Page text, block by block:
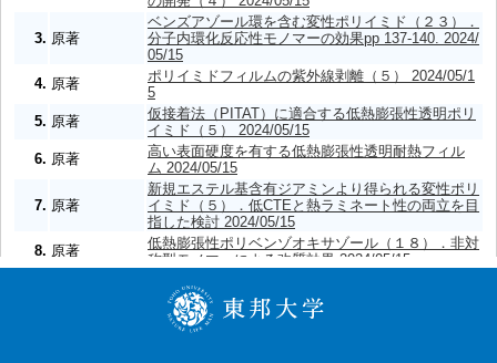
3. 原著
ベンズアゾール環を含む変性ポリイミド（２３）．
分子内環化反応性モノマーの効果pp 137-140. 2024/
05/15
4. 原著
ポリイミドフィルムの紫外線剥離（５） 2024/05/1
5
5. 原著
仮接着法（PITAT）に適合する低熱膨張性透明ポリ
イミド（５） 2024/05/15
6. 原著
高い表面硬度を有する低熱膨張性透明耐熱フィル
ム 2024/05/15
7. 原著
新規エステル基含有ジアミンより得られる変性ポリ
イミド（５）．低CTEと熱ラミネート性の両立を目
指した検討 2024/05/15
8. 原著
低熱膨張性ポリベンゾオキサゾール（１８）．非対
称型モノマーによる改質効果 2024/05/15
素化モノマーの効果 2024/05/15
溶媒可溶性低熱膨張ポリイミド（１９）．エーテル
結合型モノマーの効果 2024/05/15